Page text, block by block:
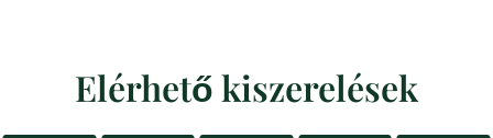
Elérhető kiszerelések